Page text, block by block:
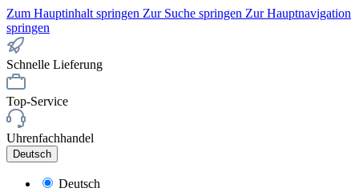
Zum Hauptinhalt springen Zur Suche springen Zur Hauptnavigation
springen
Schnelle Lieferung
Top-Service
Uhrenfachhandel
Deutsch
Deutsch